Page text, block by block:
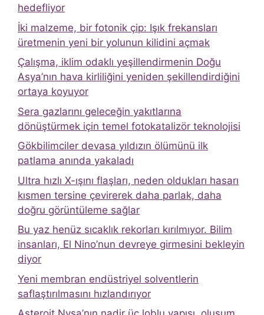
hedefliyor
İki malzeme, bir fotonik çip: Işık frekansları
üretmenin yeni bir yolunun kilidini açmak
Çalışma, iklim odaklı yeşillendirmenin Doğu
Asya’nın hava kirliliğini yeniden şekillendirdiğini
ortaya koyuyor
Sera gazlarını geleceğin yakıtlarına
dönüştürmek için temel fotokatalizör teknolojisi
Gökbilimciler devasa yıldızın ölümünü ilk
patlama anında yakaladı
Ultra hızlı X-ışını flaşları, neden oldukları hasarı
kısmen tersine çevirerek daha parlak, daha
doğru görüntüleme sağlar
Bu yaz henüz sıcaklık rekorları kırılmıyor. Bilim
insanları, El Nino’nun devreye girmesini bekleyin
diyor
Yeni membran endüstriyel solventlerin
saflaştırılmasını hızlandırıyor